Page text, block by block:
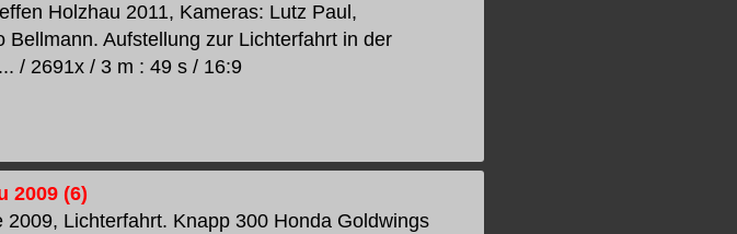
Holzhau 2011, Kameras: Lutz Paul,
Aufstellung zur Lichterfahrt in der
/ 2691x / 3 m : 49 s / 16:9
2009 (6)
Lichterfahrt. Knapp 300 Honda Goldwings